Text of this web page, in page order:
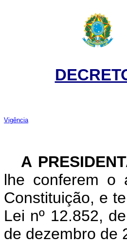
Vigência
A
lhe conferem o
Constituição, e
Lei nº 12.852,
de dezembro de